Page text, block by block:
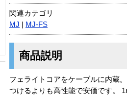
関連カテゴリ
MJ
MJ-FS
商品説明
フェライトコアをケーブルに内蔵
つけるよりも高性能で安価です。